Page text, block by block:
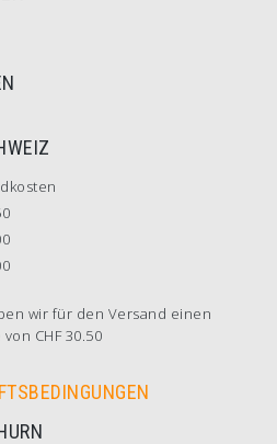
wir für den Versand einen
CHF 30.50